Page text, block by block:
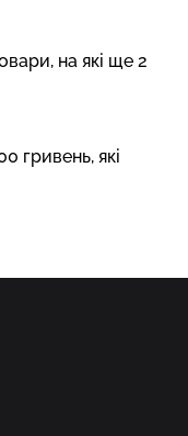
на які ще 2
гривень, які